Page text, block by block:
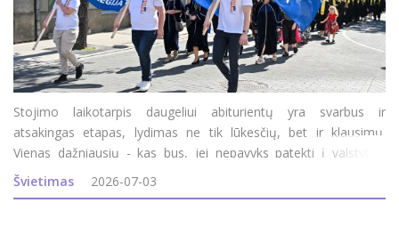
Stojimo laikotarpis daugeliui abiturientų yra svarbus ir
atsakingas etapas, lydimas ne tik lūkesčių, bet ir klausimų.
Vienas dažniausių - kas bus, jei nepavyks patekti į valstybės
finansuojamą studijų vietą? Ar tai reiškia, kad teks atsisakyti
svajonių studijų? Panevėžio kolegija sako - nebūt
Švietimas 2026-07-03